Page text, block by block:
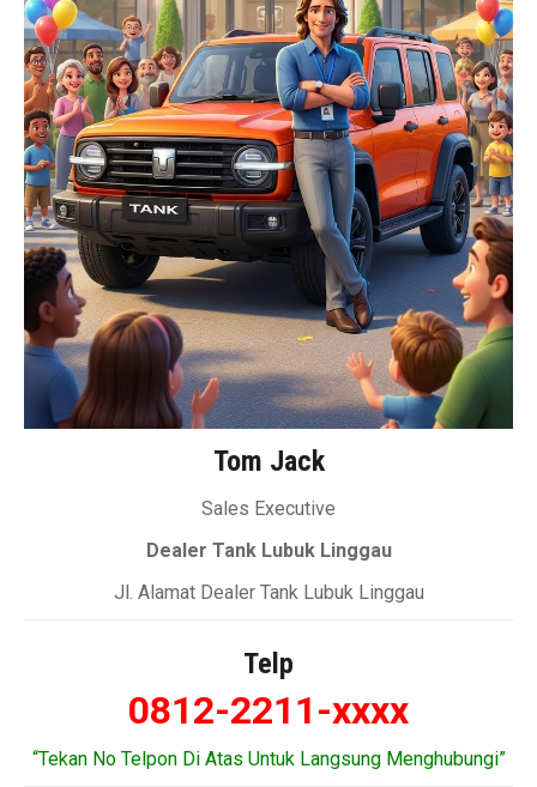
Tom Jack
Sales Executive
Dealer Tank Lubuk Linggau
Jl. Alamat Dealer Tank Lubuk Linggau
Telp
0812-2211-xxxx
“Tekan No Telpon Di Atas Untuk Langsung Menghubungi”